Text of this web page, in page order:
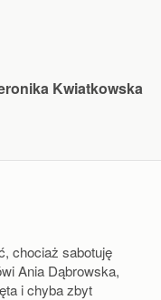
Kwiatkowska
chociaż sabotuję
Ania Dąbrowska,
i chyba zbyt